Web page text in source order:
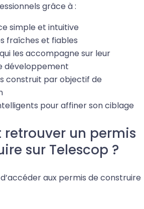
grâce à :
simple et intuitive
fraîches et fiables
les accompagne sur leur
développement
construit par objectif de
pour affiner son ciblage
un permis
sur Telescop ?
aux permis de construire